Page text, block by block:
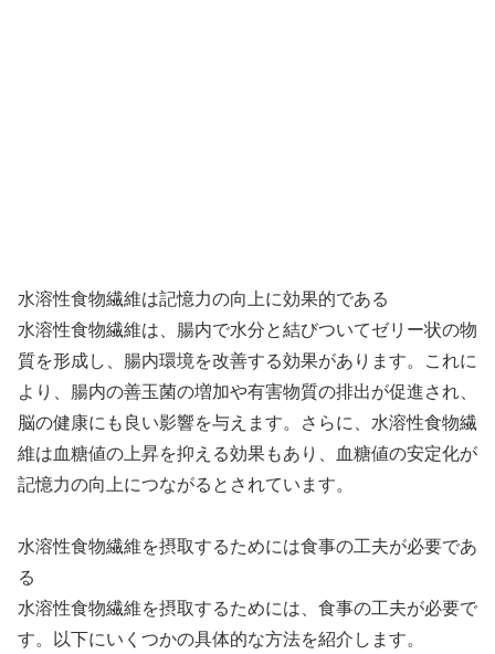
水溶性食物繊維は記憶力の向上に効果的である
水溶性食物繊維は、腸内で水分と結びついてゼリー状の物
質を形成し、腸内環境を改善する効果があります。これに
より、腸内の善玉菌の増加や有害物質の排出が促進され、
脳の健康にも良い影響を与えます。さらに、水溶性食物繊
維は血糖値の上昇を抑える効果もあり、血糖値の安定化が
記憶力の向上につながるとされています。
水溶性食物繊維を摂取するためには食事の工夫が必要であ
る
水溶性食物繊維を摂取するためには、食事の工夫が必要で
す。以下にいくつかの具体的な方法を紹介します。